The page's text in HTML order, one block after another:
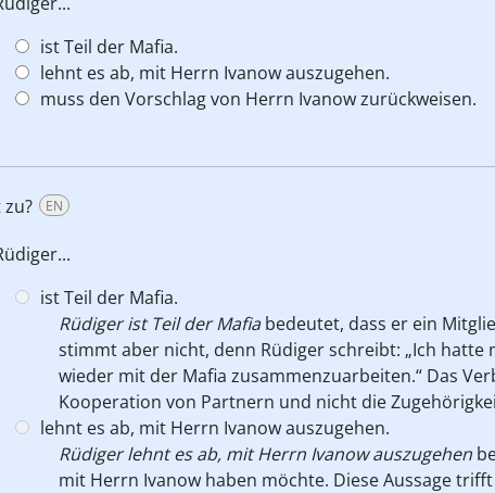
ist Teil der Mafia.
lehnt es ab, mit Herrn Ivanow auszugehen.
muss den Vorschlag von Herrn Ivanow zurückweisen.
EN
ist Teil der Mafia.
Rüdiger ist Teil der Mafiabedeutet, dass er ein
stimmt aber nicht, denn Rüdiger schreibt: „Ich
wieder mit der Mafia zusammenzuarbeiten.“ Das
Kooperation von Partnern und nicht die
lehnt es ab, mit Herrn Ivanow auszugehen.
Rüdiger lehnt es ab, mit Herrn Ivanow auszugehen
mit Herrn Ivanow haben möchte. Diese Aussage